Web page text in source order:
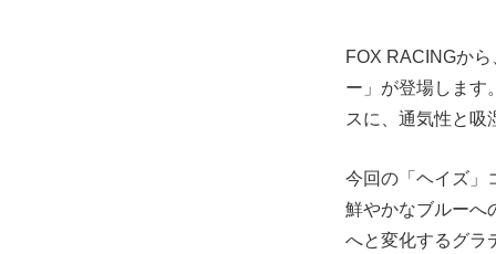
FOX RACINGか
ー」が登場します
スに、通気性と吸
今回の「ヘイズ」
鮮やかなブルーへ
へと変化するグラ